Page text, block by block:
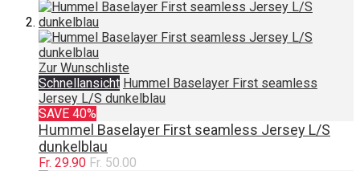
Zur Wunschliste
Schnellansicht Hummel Baselayer First seamless
Jersey L/S dunkelblau
SAVE 40%
Hummel Baselayer First seamless Jersey L/S
dunkelblau
Fr. 29.90 Fr. 50.00